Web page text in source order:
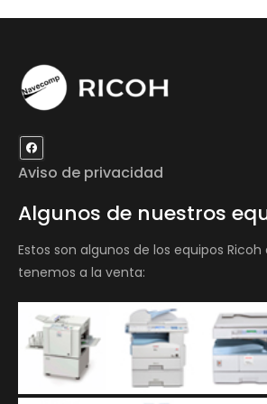
Aviso de privacidad
Algunos de nuestros
Estos son algunos de los equipos
tenemos a la venta: